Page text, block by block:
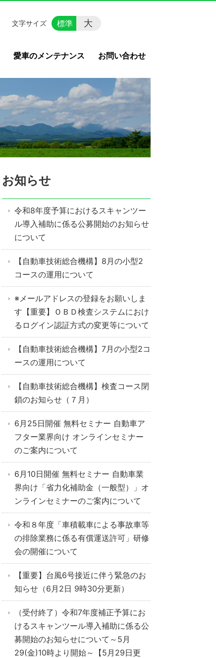
愛車のメンテナンス お問い合わせ
文字サイズ 標準 大
お知らせ
令和8年度予算におけるスキャンツー
ル導入補助に係る公募開始のお知らせ
について
【自動車技術総合機構】8月の小型2
コースの運用について
※メールアドレスの登録をお願いしま
す【重要】ＯＢＤ検査システムにおけ
るログイン認証方式の変更等について
【自動車技術総合機構】7月の小型2コ
ースの運用について
【自動車技術総合機構】検査コース閉
鎖のお知らせ（７月）
6月25日開催 無料セミナー 自動車ア
フター業界向け オンラインセミナー
のご案内について
6月10日開催 無料セミナー 自動車業
界向け「省力化補助金（一般型）」オ
ンラインセミナーのご案内について
令和８年度「車積載車による事故車等
の排除業務に係る有償運送許可」研修
会の開催について
【重要】台風6号接近に伴う緊急のお
知らせ（6月2日 9時30分更新）
（受付終了）令和7年度補正予算にお
けるスキャンツール導入補助に係る公
募開始のお知らせについて～5月
29(金)10時より開始～【5月29日更